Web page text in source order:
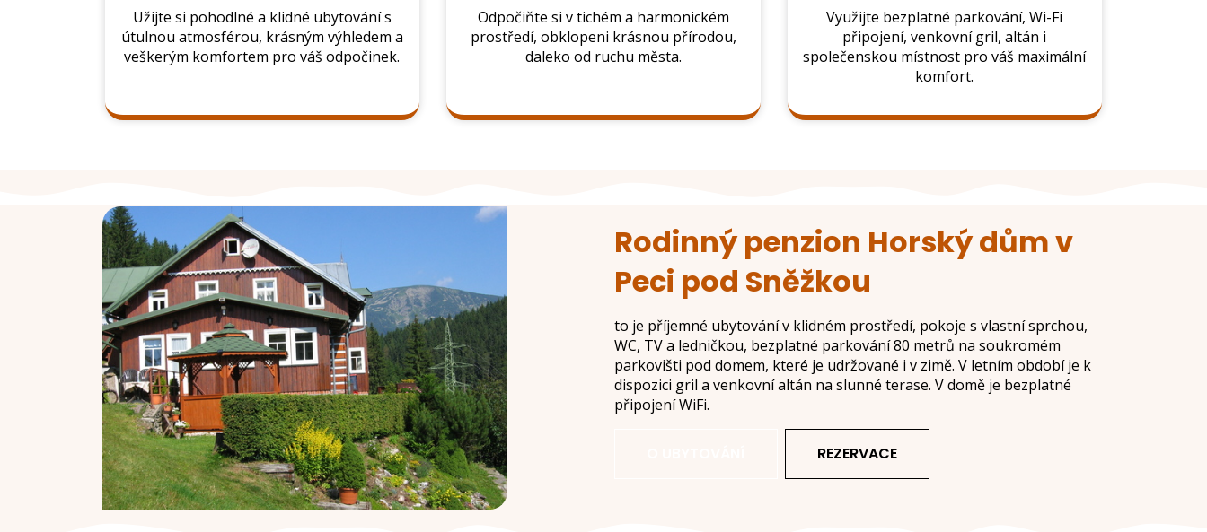
Užijte si pohodlné a klidné ubytování s
útulnou atmosférou, krásným výhledem a
veškerým komfortem pro váš odpočinek.
Odpočiňte si v tichém a harmonickém
prostředí, obklopeni krásnou přírodou,
daleko od ruchu města.
Využijte bezplatné parkování, Wi-Fi
připojení, venkovní gril, altán i
společenskou místnost pro váš maximální
komfort.
Rodinný penzion Horský dům v
Peci pod Sněžkou
to je příjemné ubytování v klidném prostředí, pokoje s vlastní sprchou,
WC, TV a ledničkou, bezplatné parkování 80 metrů na soukromém
parkovišti pod domem, které je udržované i v zimě. V letním období je k
dispozici gril a venkovní altán na slunné terase. V domě je bezplatné
připojení WiFi.
REZERVACE